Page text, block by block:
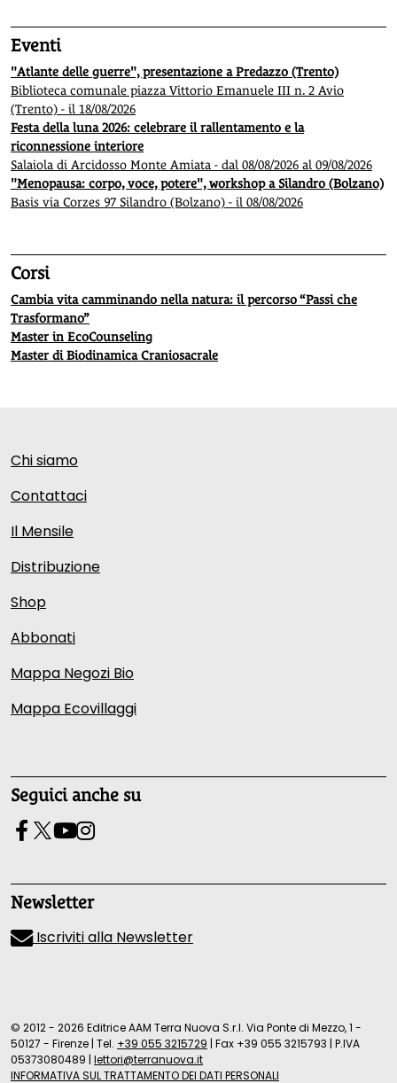
Eventi
"Atlante delle guerre", presentazione a Predazzo (Trento)
Biblioteca comunale piazza Vittorio Emanuele III n. 2 Avio
(Trento) - il 18/08/2026
Festa della luna 2026: celebrare il rallentamento e la
riconnessione interiore
Salaiola di Arcidosso Monte Amiata - dal 08/08/2026 al 09/08/2026
"Menopausa: corpo, voce, potere", workshop a Silandro (Bolzano)
Basis via Corzes 97 Silandro (Bolzano) - il 08/08/2026
Corsi
Cambia vita camminando nella natura: il percorso “Passi che
Trasformano”
Master in EcoCounseling
Master di Biodinamica Craniosacrale
Chi siamo
Contattaci
Il Mensile
Distribuzione
Shop
Abbonati
Mappa Negozi Bio
Mappa Ecovillaggi
Seguici anche su
Newsletter
Iscriviti alla Newsletter
© 2012 - 2026 Editrice AAM Terra Nuova S.r.l. Via Ponte di Mezzo, 1 -
50127 - Firenze | Tel. +39 055 3215729 | Fax +39 055 3215793 | P.IVA
05373080489 | lettori@terranuova.it
INFORMATIVA SUL TRATTAMENTO DEI DATI PERSONALI